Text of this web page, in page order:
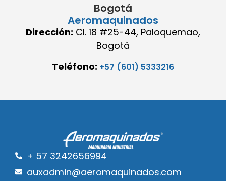
Bogotá
Aeromaquinados
Dirección: Cl. 18 #25-44, Paloquemao,
Bogotá
Teléfono: +57 (601) 5333216
+ 57 3242656994
auxadmin@aeromaquinados.com